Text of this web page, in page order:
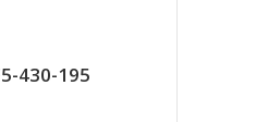
430-195